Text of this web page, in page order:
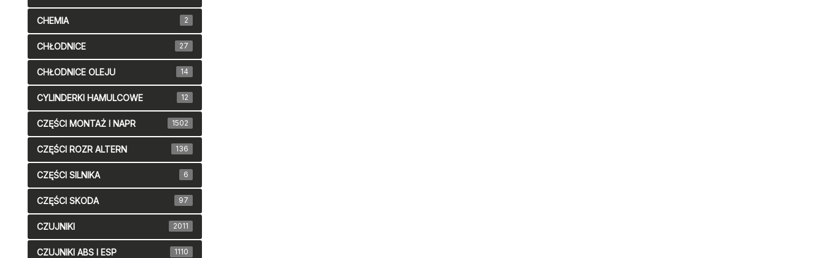
CHEMIA 2
CHŁODNICE 27
CHŁODNICE OLEJU 14
CYLINDERKI HAMULCOWE 12
CZĘŚCI MONTAŻ I NAPR 1502
CZĘŚCI ROZR ALTERN 136
CZĘŚCI SILNIKA 6
CZĘŚCI SKODA 97
CZUJNIKI 2011
CZUJNIKI ABS I ESP 1110